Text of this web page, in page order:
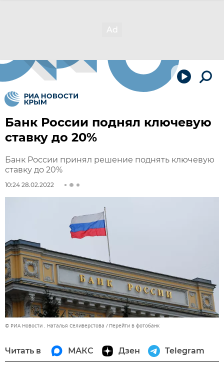
Банк России поднял ключевую
ставку до 20%
Банк России принял решение поднять ключевую
ставку до 20%
10:24 28.02.2022
© РИА Новости . Наталья Селиверстова Перейти в фотобанк
Читать в МАКС Дзен Telegram